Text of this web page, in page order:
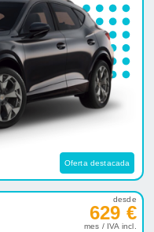
Oferta destacada
desde
629 €
mes / IVA incl.